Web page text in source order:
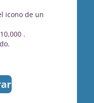
icono de un
.